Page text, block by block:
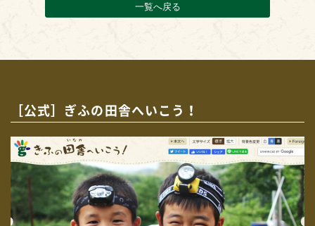
一覧へ戻る
［公式］ぎふの田舎へいこう！